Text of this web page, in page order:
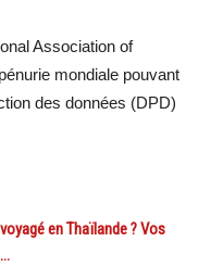
Association of
mondiale pouvant
des données (DPD)
en Thaïlande ? Vos